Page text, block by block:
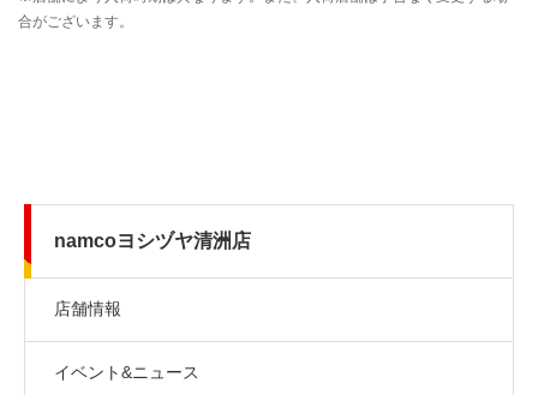
namcoヨシヅヤ清洲店
店舗情報
イベント&ニュース